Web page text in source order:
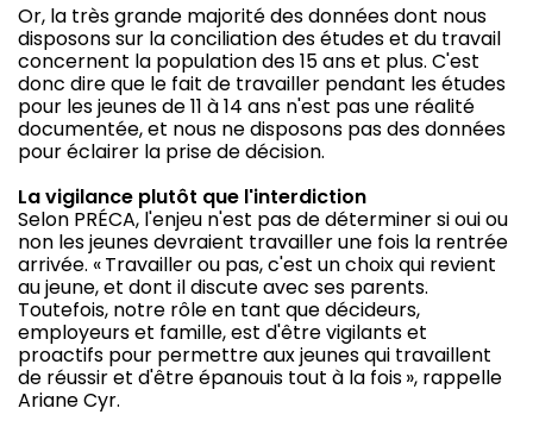
Or, la très grande majorité des données dont nous
disposons sur la conciliation des études et du travail
concernent la population des 15 ans et plus. C'est
donc dire que le fait de travailler pendant les études
pour les jeunes de 11 à 14 ans n'est pas une réalité
documentée, et nous ne disposons pas des données
pour éclairer la prise de décision.
La vigilance plutôt que l'interdiction
Selon PRÉCA, l'enjeu n'est pas de déterminer si oui ou
non les jeunes devraient travailler une fois la rentrée
arrivée. « Travailler ou pas, c'est un choix qui revient
au jeune, et dont il discute avec ses parents.
Toutefois, notre rôle en tant que décideurs,
employeurs et famille, est d'être vigilants et
proactifs pour permettre aux jeunes qui travaillent
de réussir et d'être épanouis tout à la fois », rappelle
Ariane Cyr.